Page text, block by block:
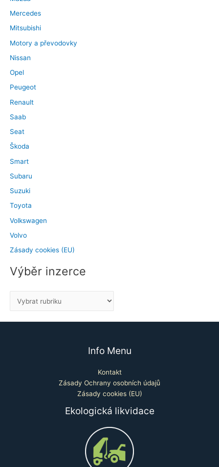
Mercedes
Mitsubishi
Motory a převodovky
Nissan
Opel
Peugeot
Renault
Saab
Seat
Škoda
Smart
Subaru
Suzuki
Toyota
Volkswagen
Volvo
Zásady cookies (EU)
Výběr inzerce
Info Menu
Kontakt
Zásady Ochrany osobních údajů
Zásady cookies (EU)
Ekologická likvidace